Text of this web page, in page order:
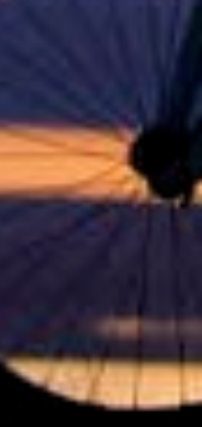
Uma conversa
de Andrade,
repercussão que a
causou entre os
ele mudasse a sua